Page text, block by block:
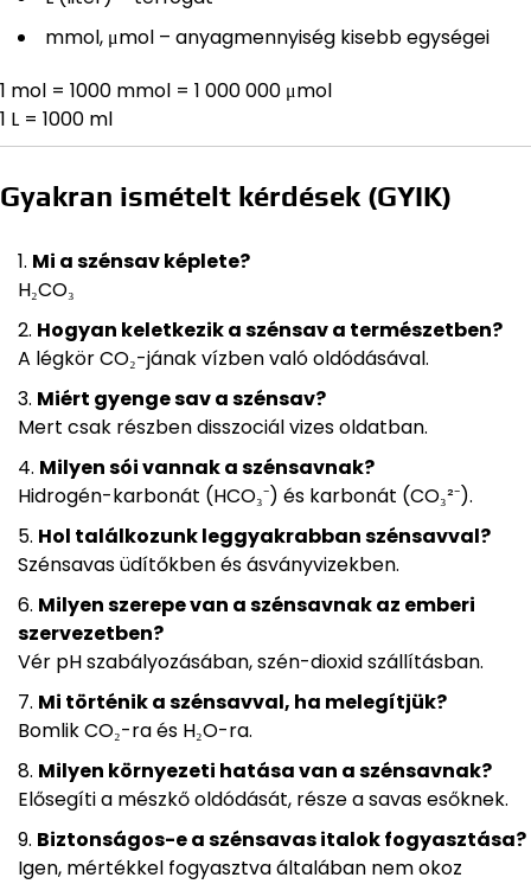
mmol, μmol – anyagmennyiség kisebb egységei
1 mol = 1000 mmol = 1 000 000 μmol
1 L = 1000 ml
Gyakran ismételt kérdések (GYIK)
Mi a szénsav képlete?
H₂CO₃
Hogyan keletkezik a szénsav a természetben?
A légkör CO₂-jának vízben való oldódásával.
Miért gyenge sav a szénsav?
Mert csak részben disszociál vizes oldatban.
Milyen sói vannak a szénsavnak?
Hidrogén-karbonát (HCO₃⁻) és karbonát (CO₃²⁻).
Hol találkozunk leggyakrabban szénsavval?
Szénsavas üdítőkben és ásványvizekben.
Milyen szerepe van a szénsavnak az emberi
szervezetben?
Vér pH szabályozásában, szén-dioxid szállításban.
Mi történik a szénsavval, ha melegítjük?
Bomlik CO₂-ra és H₂O-ra.
Milyen környezeti hatása van a szénsavnak?
Elősegíti a mészkő oldódását, része a savas esőknek.
Biztonságos-e a szénsavas italok fogyasztása?
Igen, mértékkel fogyasztva általában nem okoz